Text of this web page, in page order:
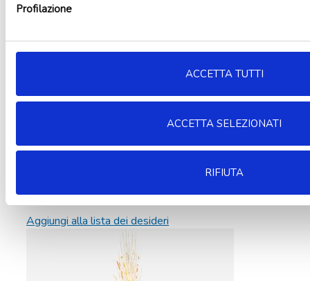
Profilazione
ACCETTA TUTTI
ACCETTA SELEZIONATI
RIFIUTA
Aggiungi alla lista dei desideri